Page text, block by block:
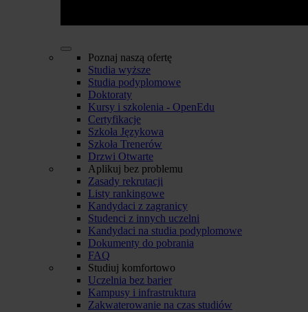
Poznaj naszą ofertę
Studia wyższe
Studia podyplomowe
Doktoraty
Kursy i szkolenia - OpenEdu
Certyfikacje
Szkoła Językowa
Szkoła Trenerów
Drzwi Otwarte
Aplikuj bez problemu
Zasady rekrutacji
Listy rankingowe
Kandydaci z zagranicy
Studenci z innych uczelni
Kandydaci na studia podyplomowe
Dokumenty do pobrania
FAQ
Studiuj komfortowo
Uczelnia bez barier
Kampusy i infrastruktura
Zakwaterowanie na czas studiów